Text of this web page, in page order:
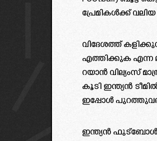
പ്രേമികൾക്ക്
വിദേശത്ത്
എത്തിക്കുക എന്ന
റയാൻ വില്യംസ്
കൂടി ഇന്ത്യൻ
ഇപ്പോൾ
ഇന്ത്യൻ ഫുട്ബോൾ